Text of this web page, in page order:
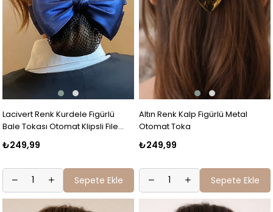
Lacivert Renk Kurdele Figürlü
Bale Tokası Otomat Klipsli File
₺249,99
Sepete Ekle
Altın Renk Kalp Figürlü Metal
Otomat Toka
₺249,99
Sepete Ekle